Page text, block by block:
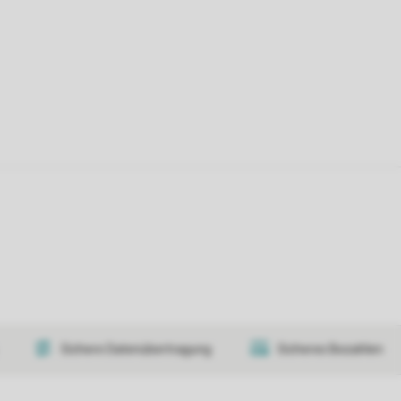
Sichere Datenübertragung Sicheres Bezahlen